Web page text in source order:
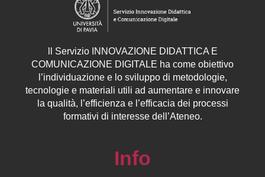
Servizio INNOVAZIONE DIDATTICA E
COMUNICAZIONE DIGITALE ha come obiettivo
l’individuazione e lo sviluppo di metodologie,
tecnologie e materiali utili ad aumentare e innovare
la qualità, l’efficienza e l’efficacia dei processi
formativi di interesse dell’Ateneo.
Info